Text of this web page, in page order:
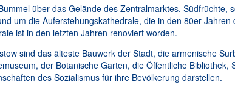
über das Gelände des Zentralmarktes.
um die Auferstehungskathedrale, die in den 80er
ist in den letzten Jahren renoviert worden.
sind das älteste Bauwerk der Stadt, die armenische
der Botanische Garten, die Öffentliche
des Sozialismus für ihre Bevölkerung darstellen.